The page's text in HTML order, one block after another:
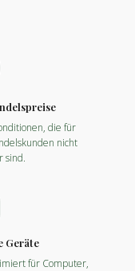
die für
nicht
sind.
Geräte
für Computer,